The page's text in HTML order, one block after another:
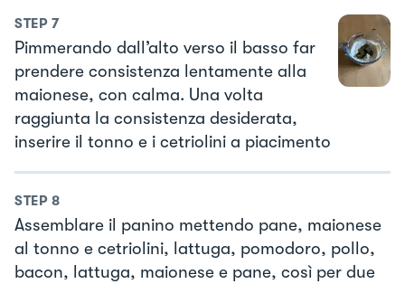
STEP 7
Pimmerando dall’alto verso il basso far
prendere consistenza lentamente alla
maionese, con calma. Una volta
raggiunta la consistenza desiderata,
inserire il tonno e i cetriolini a piacimento
STEP 8
Assemblare il panino mettendo pane, maionese
al tonno e cetriolini, lattuga, pomodoro, pollo,
bacon, lattuga, maionese e pane, così per due